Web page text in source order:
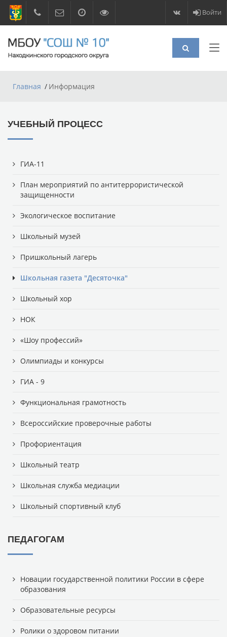
Войти
Главная Информация
УЧЕБНЫЙ ПРОЦЕСС
ГИА-11
План мероприятий по антитеррористической
защищенности
Экологическое воспитание
Школьный музей
Пришкольный лагерь
Школьная газета "Десяточка"
Школьный хор
НОК
«Шоу профессий»
Олимпиады и конкурсы
ГИА - 9
Функциональная грамотность
Всероссийские проверочные работы
Профориентация
Школьный театр
Школьная служба медиации
Школьный спортивный клуб
ПЕДАГОГАМ
Новации государственной политики России в сфере
образования
Образовательные ресурсы
Ролики о здоровом питании